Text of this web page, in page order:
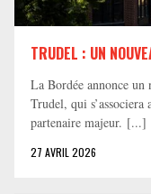
TRUDEL : UN
La Bordée annonce un
Trudel, qui
partenaire majeur. [...]
27 AVRIL 2026